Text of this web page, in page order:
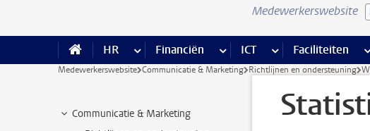
Medewerkerswebsite
HR meer HR pagina’s
Financiën meer Financiën pagina’s
ICT meer ICT pagina’s
Faciliteiten
Medewerkerswebsite Communicatie & Marketing Richtlijnen en ondersteuning
Communicatie & Marketing